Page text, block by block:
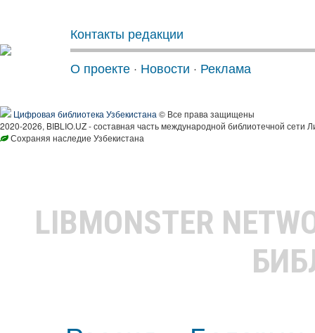
Контакты редакции
О проекте · Новости · Реклама
Цифровая библиотека Узбекистана © Все права защищены
2020-2026, BIBLIO.UZ - составная часть международной библиотечной сети
Сохраняя наследие Узбекистана
LIBMONSTER